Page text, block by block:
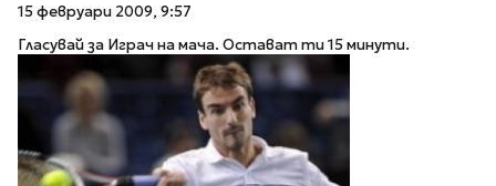
15 февруари 2009, 9:57
Гласувай за Играч на мача. Остават ти 15 минути.